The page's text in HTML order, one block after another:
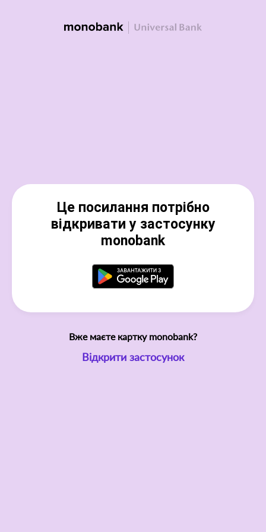
Це посилання потрібно
відкривати у застосунку
monobank
Вже маєте картку monobank?
Відкрити застосунок